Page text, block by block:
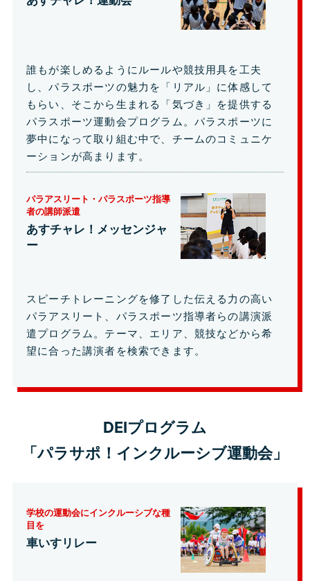
誰もが楽しめるようにルールや競技用具を工夫
し、パラスポーツの魅力を「リアル」に体感して
もらい、そこから生まれる「気づき」を提供する
パラスポーツ運動会プログラム。パラスポーツに
夢中になって取り組む中で、チームのコミュニケ
ーションが高まります。
パラアスリート・パラスポーツ指導
者の講師派遣
あすチャレ！メッセンジャ
ー
スピーチトレーニングを修了した伝える力の高い
パラアスリート、パラスポーツ指導者らの講演派
遣プログラム。テーマ、エリア、競技などから希
望に合った講演者を検索できます。
DEIプログラム
「パラサポ！インクルーシブ運動会」
学校の運動会にインクルーシブな種
目を
車いすリレー